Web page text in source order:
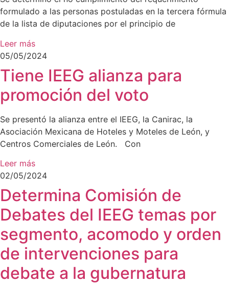
formulado a las personas postuladas en la tercera fórmula
de la lista de diputaciones por el principio de
Leer más
05/05/2024
Tiene IEEG alianza para
promoción del voto
Se presentó la alianza entre el IEEG, la Canirac, la
Asociación Mexicana de Hoteles y Moteles de León, y
Centros Comerciales de León. Con
Leer más
02/05/2024
Determina Comisión de
Debates del IEEG temas por
segmento, acomodo y orden
de intervenciones para
debate a la gubernatura